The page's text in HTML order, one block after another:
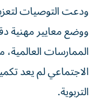
ودعت التوصيات
ووضع معايير مهنية
الممارسات
الاجتماعي لم يعد
التربوية.